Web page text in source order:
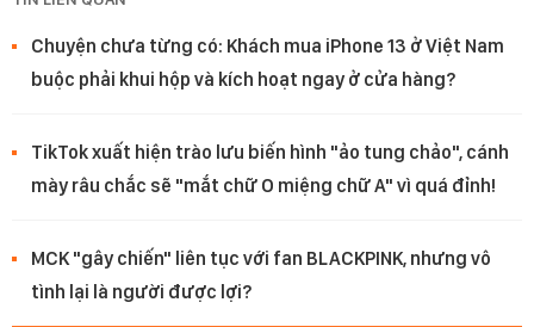
Chuyện chưa từng có: Khách mua iPhone 13 ở Việt Nam
buộc phải khui hộp và kích hoạt ngay ở cửa hàng?
TikTok xuất hiện trào lưu biến hình "ảo tung chảo", cánh
mày râu chắc sẽ "mắt chữ O miệng chữ A" vì quá đỉnh!
MCK "gây chiến" liên tục với fan BLACKPINK, nhưng vô
tình lại là người được lợi?